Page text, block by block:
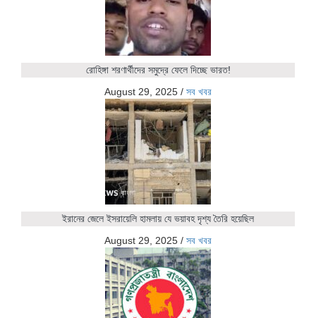
রোহিঙ্গা শরণার্থীদের সমুদ্রে ফেলে দিচ্ছে ভারত!
August 29, 2025 / সব খবর
ইরানের জেলে ইসরায়েলি হামলায় যে ভয়াবহ দৃশ্য তৈরি হয়েছিল
August 29, 2025 / সব খবর